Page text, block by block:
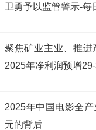
卫勇予以监管警示-每
聚焦矿业主业、推进
2025年净利润预增
2025年中国电影全
元的背后